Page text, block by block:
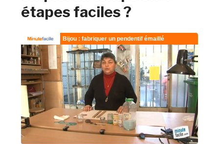
étapes faciles ?